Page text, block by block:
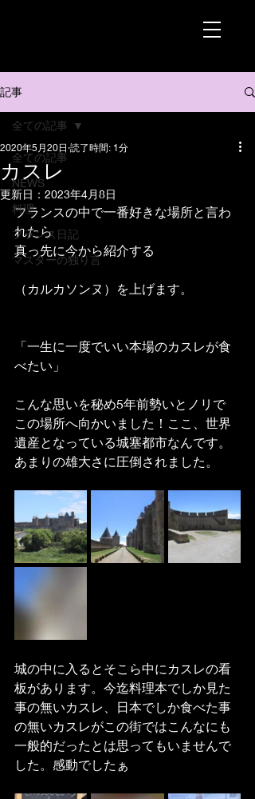
記事
全ての記事
NEWS
料理
フランス日記
マスターの独り言
全ての記事
カスレ
2020年5月20日 読了時間: 1分
更新日： 2023年4月8日
フランスの中で一番好きな場所と言わ
れたら
真っ先に今から紹介する
（カルカソンヌ）を上げます。
「一生に一度でいい本場のカスレが食
べたい」
こんな思いを秘め5年前勢いとノリで
この場所へ向かいました！ここ、世界
遺産となっている城塞都市なんです。
あまりの雄大さに圧倒されました。
城の中に入るとそこら中にカスレの看
板があります。今迄料理本でしか見た
事の無いカスレ、日本でしか食べた事
の無いカスレがこの街ではこんなにも
一般的だったとは思ってもいませんで
した。感動でしたぁ